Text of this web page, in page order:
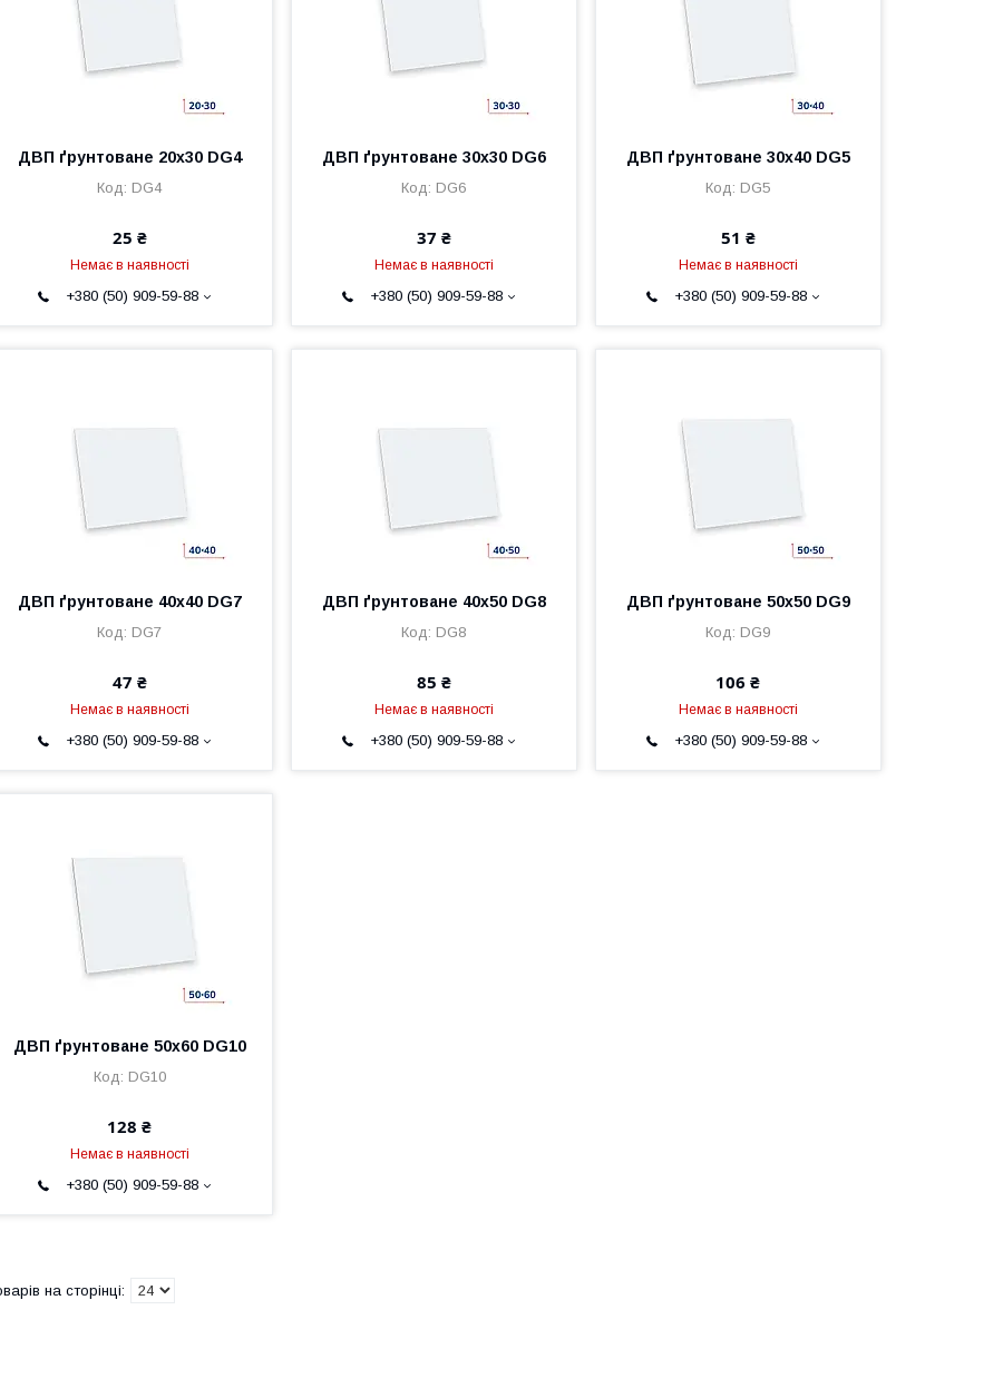
ДВП ґрунтоване 20х30 DG4
DG4
25 ₴
Немає в наявності
+380 (50) 909-59-88
ДВП ґрунтоване 30х30 DG6
DG6
37 ₴
Немає в наявності
+380 (50) 909-59-88
ДВП ґрунтоване 30х40 DG5
DG5
51 ₴
Немає в наявності
+380 (50) 909-59-88
ДВП ґрунтоване 40х40 DG7
DG7
47 ₴
Немає в наявності
+380 (50) 909-59-88
ДВП ґрунтоване 40х50 DG8
DG8
85 ₴
Немає в наявності
+380 (50) 909-59-88
ДВП ґрунтоване 50х50 DG9
DG9
106 ₴
Немає в наявності
+380 (50) 909-59-88
ДВП ґрунтоване 50х60 DG10
DG10
128 ₴
Немає в наявності
+380 (50) 909-59-88